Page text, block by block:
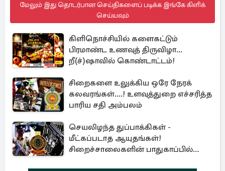
மேலும் இது தொடர்பான செய்திகளைப் படிக்க இங்கே கிளிக்
செய்யவும்
கிளிநொச்சியில் களைகட்டும்
பிரமாண்ட உணவுத் திருவிழா...
றீ(ச்)ஷாவில் கொண்டாட்டம்!
சிறைகளை உலுக்கிய ஒரே நேரக்
கலவரங்கள்....! உளவுத்துறை எச்சரித்த
பாரிய சதி அம்பலம்
செயலிழந்த துப்பாக்கிகள் -
மீட்கப்படாத ஆயுதங்கள்!
சிறைச்சாலைகளின் பாதுகாப்பில்